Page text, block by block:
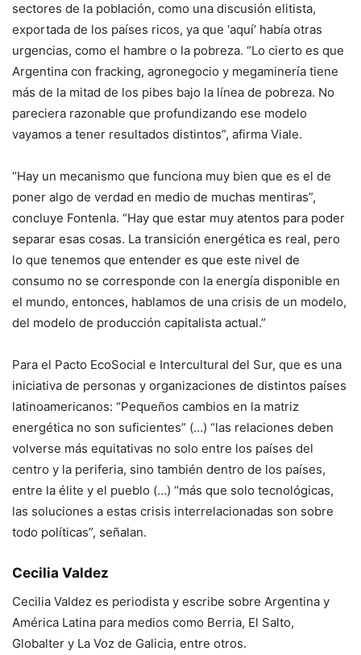
sectores de la población, como una discusión elitista,
exportada de los países ricos, ya que ‘aquí’ había otras
urgencias, como el hambre o la pobreza. “Lo cierto es que
Argentina con fracking, agronegocio y megaminería tiene
más de la mitad de los pibes bajo la línea de pobreza. No
pareciera razonable que profundizando ese modelo
vayamos a tener resultados distintos”, afirma Viale.
“Hay un mecanismo que funciona muy bien que es el de
poner algo de verdad en medio de muchas mentiras”,
concluye Fontenla. “Hay que estar muy atentos para poder
separar esas cosas. La transición energética es real, pero
lo que tenemos que entender es que este nivel de
consumo no se corresponde con la energía disponible en
el mundo, entonces, hablamos de una crisis de un modelo,
del modelo de producción capitalista actual.”
Para el Pacto EcoSocial e Intercultural del Sur, que es una
iniciativa de personas y organizaciones de distintos países
latinoamericanos: “Pequeños cambios en la matriz
energética no son suficientes” (…) “las relaciones deben
volverse más equitativas no solo entre los países del
centro y la periferia, sino también dentro de los países,
entre la élite y el pueblo (…) “más que solo tecnológicas,
las soluciones a estas crisis interrelacionadas son sobre
todo políticas”, señalan.
Cecilia Valdez
Cecilia Valdez es periodista y escribe sobre Argentina y
América Latina para medios como Berria, El Salto,
Globalter y La Voz de Galicia, entre otros.